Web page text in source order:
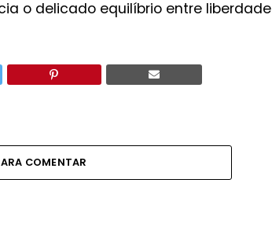
o delicado equilíbrio entre liberdade
COMENTAR